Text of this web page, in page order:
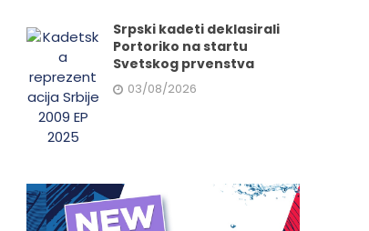
Srpski kadeti deklasirali
Portoriko na startu
Svetskog prvenstva
03/08/2026